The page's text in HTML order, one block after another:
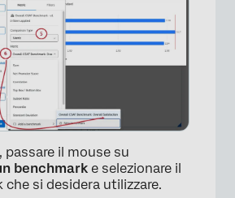
, passare il mouse su
benchmark e selezionare il
che si desidera utilizzare.